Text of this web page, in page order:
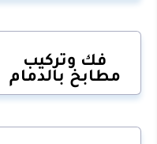
فك وتركيب
مطابخ بالدمام